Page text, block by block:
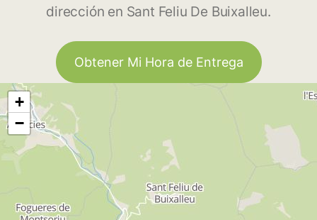
dirección en Sant Feliu De Buixalleu.
Obtener Mi Hora de Entrega
+
−